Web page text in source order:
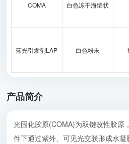
COMA 白色冻干海绵状
蓝光引发剂LAP
白色粉末
产品简介
光固化胶原(COMA)为双键改性胶原
件下通过紫外、可见光交联形成水